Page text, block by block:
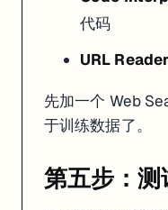
代码
URL Reader
先加一个 Web
于训练数据了。
第五步：测